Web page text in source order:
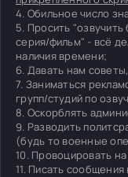
4. Обильное число
5. Просить
серия/фильм" - всё
наличия времени;
6. Давать нам
7. Заниматься
групп/студий по
8. Оскорблять
9. Разводить
(будь то военные
10. Провоцировать
11. Писать